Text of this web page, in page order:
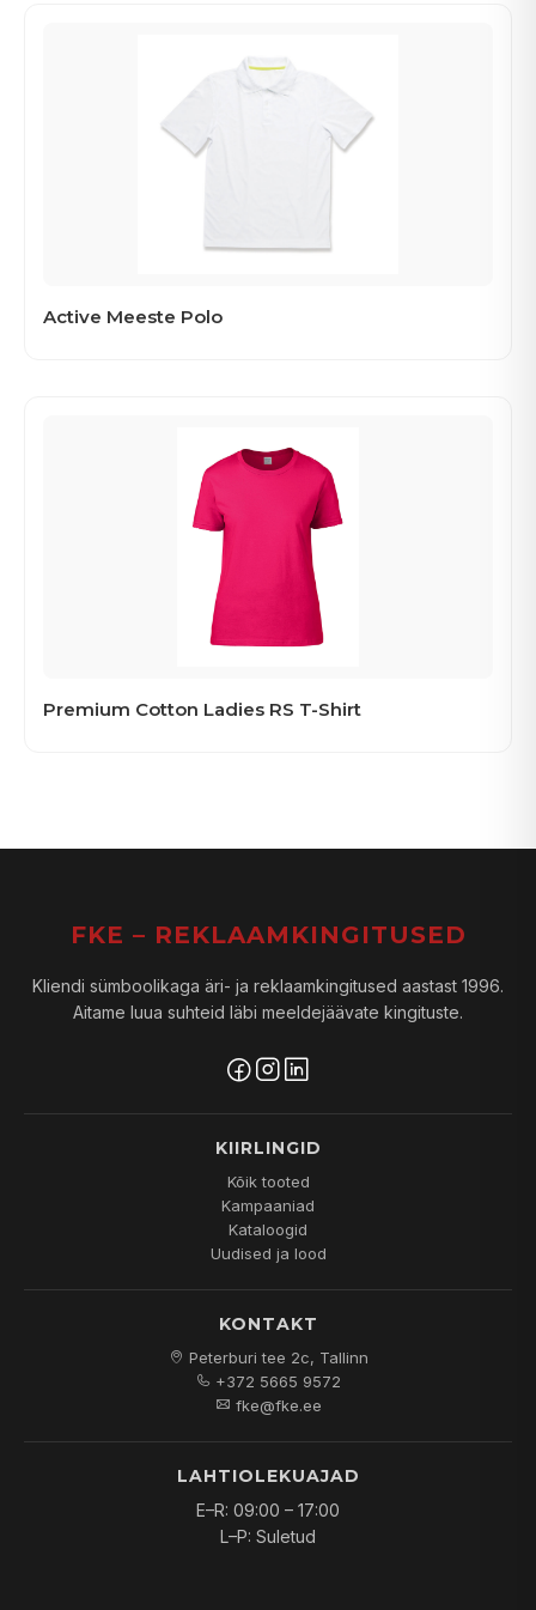
Active Meeste Polo
Premium Cotton Ladies RS T-Shirt
FKE – REKLAAMKINGITUSED
Kliendi sümboolikaga äri- ja reklaamkingitused aastast 1996.
Aitame luua suhteid läbi meeldejäävate kingituste.
KIIRLINGID
Kõik tooted
Kampaaniad
Kataloogid
Uudised ja lood
KONTAKT
Peterburi tee 2c, Tallinn
+372 5665 9572
fke@fke.ee
LAHTIOLEKUAJAD
E–R: 09:00 – 17:00
L–P: Suletud